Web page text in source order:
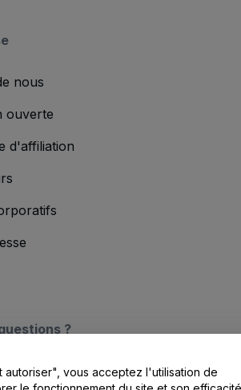
nous
ouverte
d'affiliation
?
/ Nous contacter
autoriser", vous acceptez l'utilisation de